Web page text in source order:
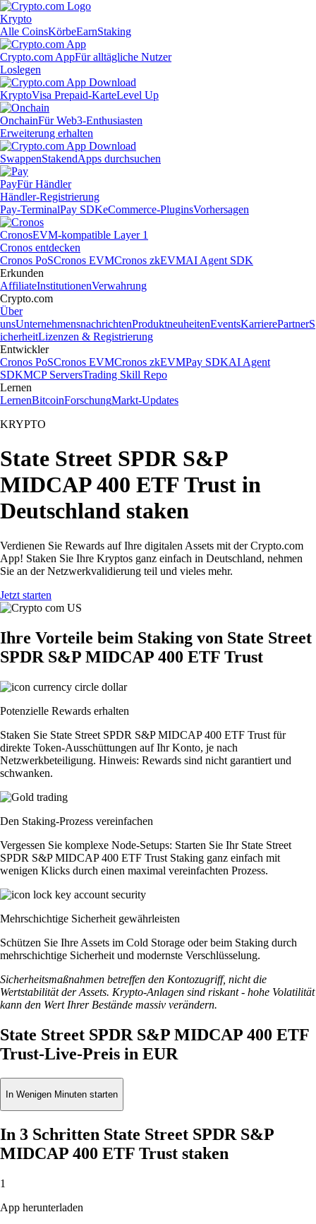
Krypto
Alle CoinsKörbeEarnStaking
Crypto.com AppFür alltägliche Nutzer
Loslegen
KryptoVisa Prepaid-KarteLevel Up
OnchainFür Web3-Enthusiasten
Erweiterung erhalten
SwappenStakendApps durchsuchen
PayFür Händler
Händler-Registrierung
Pay-TerminalPay SDKeCommerce-PluginsVorhersagen
CronosEVM-kompatible Layer 1
Cronos entdecken
Cronos PoSCronos EVMCronos zkEVMAI Agent SDK
Erkunden
AffiliateInstitutionenVerwahrung
Crypto.com
Über
unsUnternehmensnachrichtenProduktneuheitenEventsKarrierePartnerS
icherheitLizenzen & Registrierung
Entwickler
Cronos PoSCronos EVMCronos zkEVMPay SDKAI Agent
SDKMCP ServersTrading Skill Repo
Lernen
LernenBitcoinForschungMarkt-Updates
KRYPTO
State Street SPDR S&P
MIDCAP 400 ETF Trust in
Deutschland staken
Verdienen Sie Rewards auf Ihre digitalen Assets mit der Crypto.com
App! Staken Sie Ihre Kryptos ganz einfach in Deutschland, nehmen
Sie an der Netzwerkvalidierung teil und vieles mehr.
Jetzt starten
Ihre Vorteile beim Staking von State Street
SPDR S&P MIDCAP 400 ETF Trust
Potenzielle Rewards erhalten
Staken Sie State Street SPDR S&P MIDCAP 400 ETF Trust für
direkte Token-Ausschüttungen auf Ihr Konto, je nach
Netzwerkbeteiligung. Hinweis: Rewards sind nicht garantiert und
schwanken.
Den Staking-Prozess vereinfachen
Vergessen Sie komplexe Node-Setups: Starten Sie Ihr State Street
SPDR S&P MIDCAP 400 ETF Trust Staking ganz einfach mit
wenigen Klicks durch einen maximal vereinfachten Prozess.
Mehrschichtige Sicherheit gewährleisten
Schützen Sie Ihre Assets im Cold Storage oder beim Staking durch
mehrschichtige Sicherheit und modernste Verschlüsselung.
Sicherheitsmaßnahmen betreffen den Kontozugriff, nicht die
Wertstabilität der Assets. Krypto-Anlagen sind riskant - hohe Volatilität
kann den Wert Ihrer Bestände massiv verändern.
State Street SPDR S&P MIDCAP 400 ETF
Trust-Live-Preis in EUR
In Wenigen Minuten starten
In 3 Schritten State Street SPDR S&P
MIDCAP 400 ETF Trust staken
1
App herunterladen